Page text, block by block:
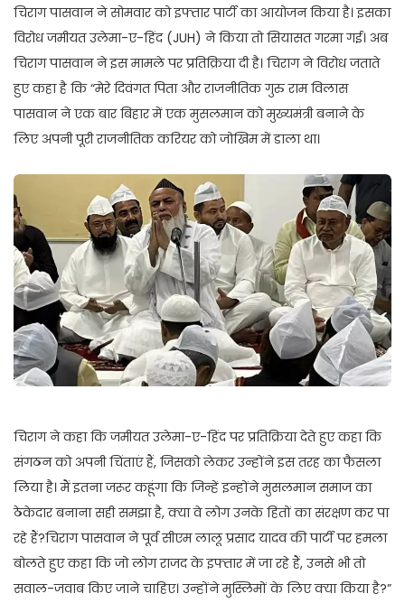
चिराग पासवान ने सोमवार को इफ्तार पार्टी का आयोजन किया है। इसका
विरोध जमीयत उलेमा-ए-हिंद (JUH) ने किया तो सियासत गरमा गई। अब
चिराग पासवान ने इस मामले पर प्रतिक्रिया दी है। चिराग ने विरोध जताते
हुए कहा है कि “मेरे दिवंगत पिता और राजनीतिक गुरु राम विलास
पासवान ने एक बार बिहार में एक मुसलमान को मुख्यमंत्री बनाने के
लिए अपनी पूरी राजनीतिक करियर को जोखिम में डाला था।
चिराग ने कहा कि जमीयत उलेमा-ए-हिंद पर प्रतिक्रिया देते हुए कहा कि
संगठन को अपनी चिंताएं हैं, जिसको लेकर उन्होंने इस तरह का फैसला
लिया है। मैं इतना जरूर कहूंगा कि जिन्हें इन्होंने मुसलमान समाज का
ठेकेदार बनाना सही समझा है, क्या वे लोग उनके हितों का संरक्षण कर पा
रहे हैं?चिराग पासवान ने पूर्व सीएम लालू प्रसाद यादव की पार्टी पर हमला
बोलते हुए कहा कि जो लोग राजद के इफ्तार में जा रहे हैं, उनसे भी तो
सवाल-जवाब किए जाने चाहिए। उन्होंने मुस्लिमों के लिए क्या किया है?”